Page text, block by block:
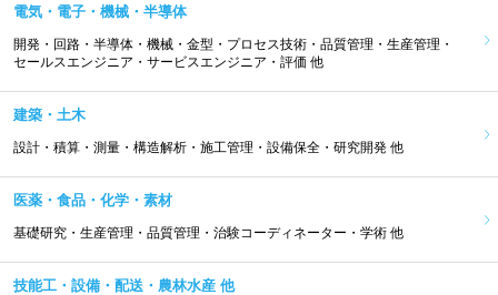
電気・電子・機械・半導体
開発・回路・半導体・機械・金型・プロセス技術・品質管理・生産管理・
セールスエンジニア・サービスエンジニア・評価 他
建築・土木
設計・積算・測量・構造解析・施工管理・設備保全・研究開発 他
医薬・食品・化学・素材
基礎研究・生産管理・品質管理・治験コーディネーター・学術 他
技能工・設備・配送・農林水産 他